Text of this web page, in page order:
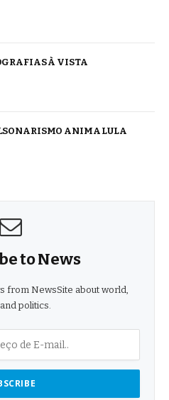
À VISTA
ANIMA LULA
to News
from NewsSite about world,
politics.